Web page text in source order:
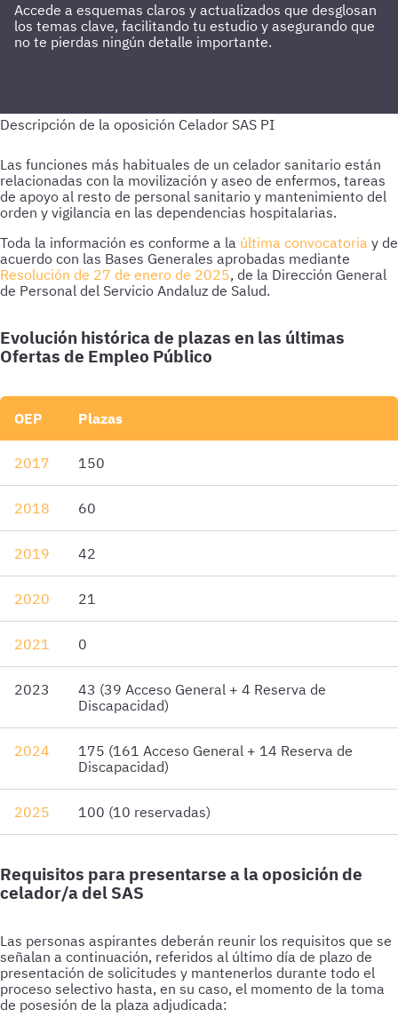
Accede a esquemas claros y actualizados que desglosan
los temas clave, facilitando tu estudio y asegurando que
no te pierdas ningún detalle importante.
Las funciones más habituales de un celador sanitario están
relacionadas con la movilización y aseo de enfermos, tareas
de apoyo al resto de personal sanitario y mantenimiento del
orden y vigilancia en las dependencias hospitalarias.
Toda la información es conforme a la última convocatoria y de
acuerdo con las Bases Generales aprobadas mediante
Resolución de 27 de enero de 2025, de la Dirección General
de Personal del Servicio Andaluz de Salud.
Evolución histórica de plazas en las últimas
Ofertas de Empleo Público
OEP Plazas
2017 150
2018 60
2019 42
2020 21
2021 0
2023
43 (39 Acceso General + 4 Reserva de
Discapacidad)
2024
175 (161 Acceso General + 14 Reserva de
Discapacidad)
2025 100 (10 reservadas)
Requisitos para presentarse a la oposición de
celador/a del SAS
Las personas aspirantes deberán reunir los requisitos que se
señalan a continuación, referidos al último día de plazo de
presentación de solicitudes y mantenerlos durante todo el
proceso selectivo hasta, en su caso, el momento de la toma
de posesión de la plaza adjudicada: